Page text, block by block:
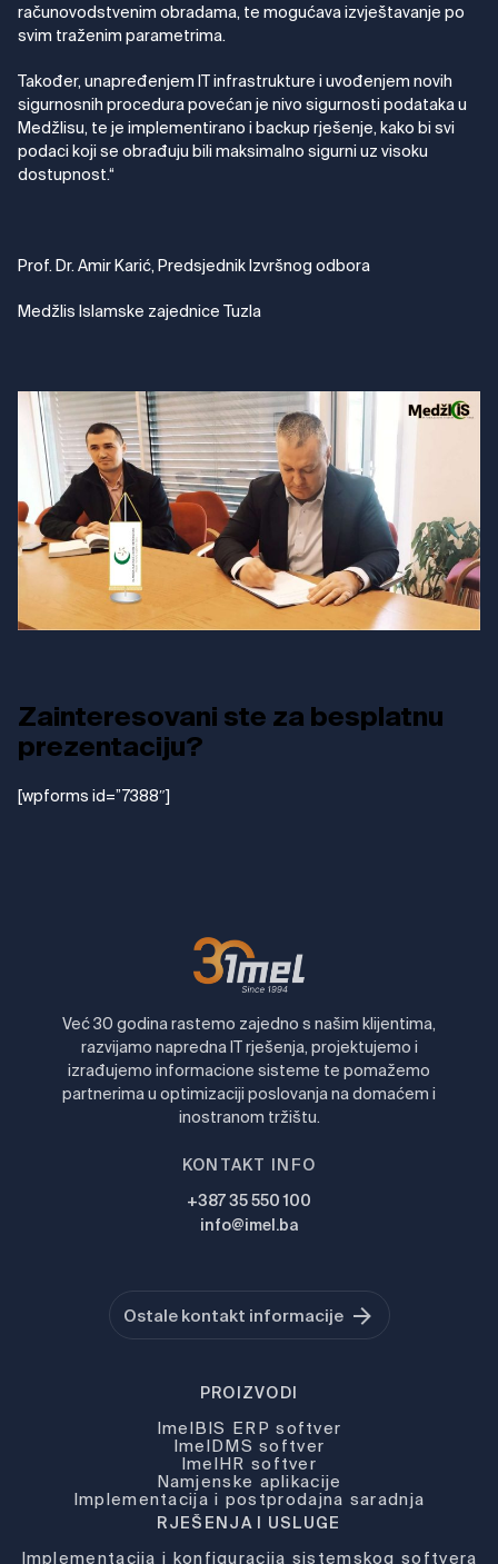
računovodstvenim obradama, te mogućava izvještavanje po
svim traženim parametrima.
Također, unapređenjem IT infrastrukture i uvođenjem novih
sigurnosnih procedura povećan je nivo sigurnosti podataka u
Medžlisu, te je implementirano i backup rješenje, kako bi svi
podaci koji se obrađuju bili maksimalno sigurni uz visoku
dostupnost.“
Prof. Dr. Amir Karić, Predsjednik Izvršnog odbora
Medžlis Islamske zajednice Tuzla
Zainteresovani ste za besplatnu
prezentaciju?
[wpforms id=”7388″]
Već 30 godina rastemo zajedno s našim klijentima,
razvijamo napredna IT rješenja, projektujemo i
izrađujemo informacione sisteme te pomažemo
partnerima u optimizaciji poslovanja na domaćem i
inostranom tržištu.
KONTAKT INFO
+387 35 550 100
info@imel.ba
Ostale kontakt informacije
PROIZVODI
ImelBIS ERP softver
ImelDMS softver
ImelHR softver
Namjenske aplikacije
Implementacija i postprodajna saradnja
RJEŠENJA I USLUGE
Implementacija i konfiguracija sistemskog softvera